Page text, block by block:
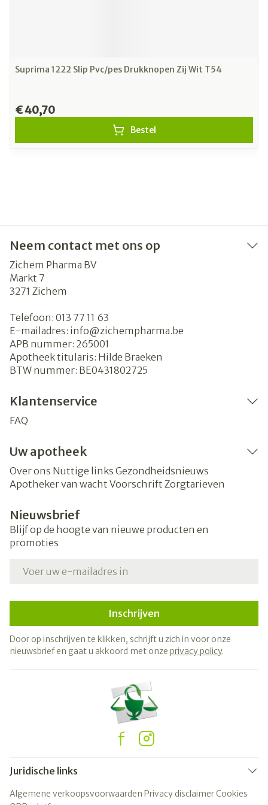
Suprima 1222 Slip Pvc/pes Drukknopen Zij Wit T54
€ 40,70
Bestel
Neem contact met ons op
Zichem Pharma BV
Markt 7
3271 Zichem
Telefoon: 013 77 11 63
E-mailadres: info@zichempharma.be
APB nummer: 265001
Apotheek titularis: Hilde Braeken
BTW nummer: BE0431802725
Klantenservice
FAQ
Uw apotheek
Over ons Nuttige links Gezondheidsnieuws
Apotheker van wacht Voorschrift Zorgtarieven
Nieuwsbrief
Blijf op de hoogte van nieuwe producten en
promoties
Inschrijven
Door op inschrijven te klikken, schrijft u zich in voor onze
nieuwsbrief en gaat u akkoord met onze privacy policy.
Juridische links
Algemene verkoopsvoorwaarden Privacy disclaimerCookies